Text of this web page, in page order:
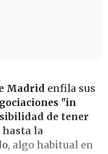
Madrid enfila sus
"in
de tener
la
, algo habitual en